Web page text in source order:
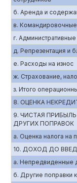
б. Аренда и
в.
г.
д. Репрезентация и
е. Расходы на износ
ж. Страхование,
з. Итого
8. ОЦЕНКА
9. ЧИСТАЯ
ДРУГИХ ПОПРАВОК
а. Оценка налога на
10. ДОХОД ДО
а. Непредвиденные
б. Другие поправки